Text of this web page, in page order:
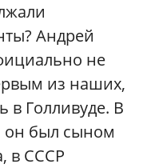
Андрей
не
из наших,
в Голливуде. В
он был сыном
в СССР